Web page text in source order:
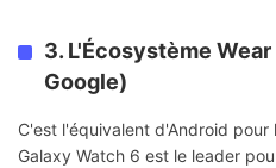
3. L'Écosystème
Google)
C'est l'équivalent d'Android pour
Galaxy Watch 6 est le leader